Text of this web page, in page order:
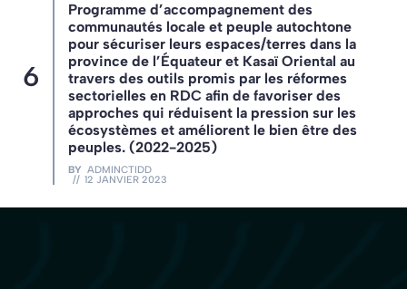
Programme d’accompagnement des
communautés locale et peuple autochtone
pour sécuriser leurs espaces/terres dans la
province de l’Équateur et Kasaï Oriental au
travers des outils promis par les réformes
sectorielles en RDC afin de favoriser des
approches qui réduisent la pression sur les
écosystèmes et améliorent le bien être des
peuples. (2022-2025)
BY ADMINCTIDD
12 JANVIER 2023